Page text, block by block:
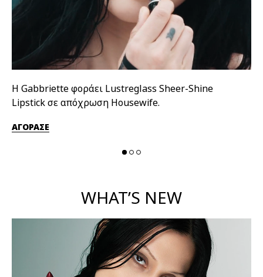
Η Gabbriette φοράει Lustreglass Sheer-Shine
Lipstick σε απόχρωση Housewife.
ΑΓΟΡΑΣΕ
WHAT’S NEW